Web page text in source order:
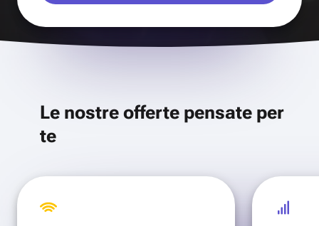
Le nostre offerte pensate per
te